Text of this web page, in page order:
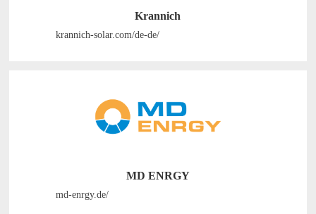
Krannich
krannich-solar.com/de-de/
MD ENRGY
md-enrgy.de/